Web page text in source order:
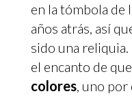
en la tómbola de
años atrás, así
sido una
el encanto de
colores, uno